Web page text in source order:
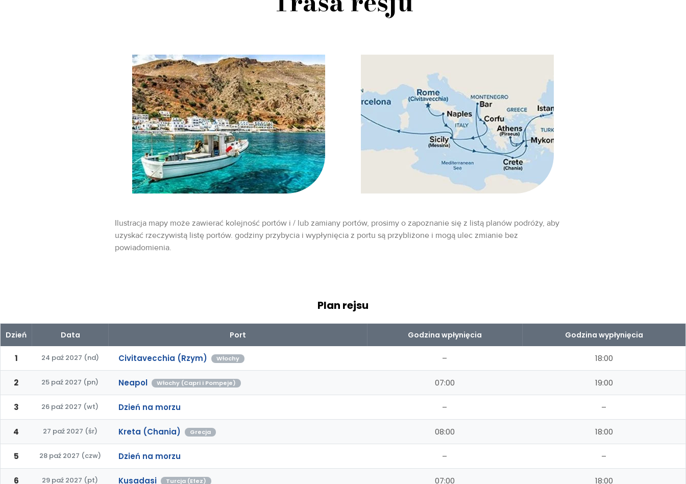
Ilustracja mapy może zawierać kolejność portów i / lub zamiany portów, prosimy o zapoznanie się z listą planów podróży, aby
uzyskać rzeczywistą listę portów. godziny przybycia i wypłynięcia z portu są przybliżone i mogą ulec zmianie bez
powiadomienia.
Plan rejsu
Dzień Data Port Godzina wpłynięcia Godzina wypłynięcia
1 24 paź 2027 (nd) Civitavecchia (Rzym) Włochy – 18:00
2 25 paź 2027 (pn) Neapol Włochy (Capri i Pompeje) 07:00 19:00
3 26 paź 2027 (wt) Dzień na morzu – –
4 27 paź 2027 (śr) Kreta (Chania) Grecja 08:00 18:00
5 28 paź 2027 (czw) Dzień na morzu – –
6 29 paź 2027 (pt) Kusadasi Turcja (Efez) 07:00 18:00